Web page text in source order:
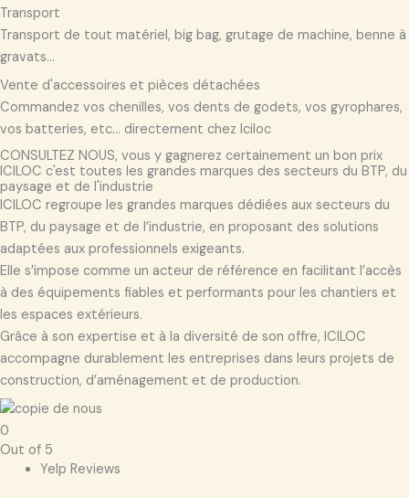
Transport
Transport de tout matériel, big bag, grutage de machine, benne à
gravats...
Vente d'accessoires et pièces détachées
Commandez vos chenilles, vos dents de godets, vos gyrophares,
vos batteries, etc... directement chez Iciloc
CONSULTEZ NOUS, vous y gagnerez certainement un bon prix
ICILOC c'est toutes les grandes marques des secteurs du BTP, du
paysage et de l'industrie
ICILOC regroupe les grandes marques dédiées aux secteurs du
BTP, du paysage et de l’industrie, en proposant des solutions
adaptées aux professionnels exigeants.
Elle s’impose comme un acteur de référence en facilitant l’accès
à des équipements fiables et performants pour les chantiers et
les espaces extérieurs.
Grâce à son expertise et à la diversité de son offre, ICILOC
accompagne durablement les entreprises dans leurs projets de
construction, d’aménagement et de production.
0
Out of 5
Yelp Reviews